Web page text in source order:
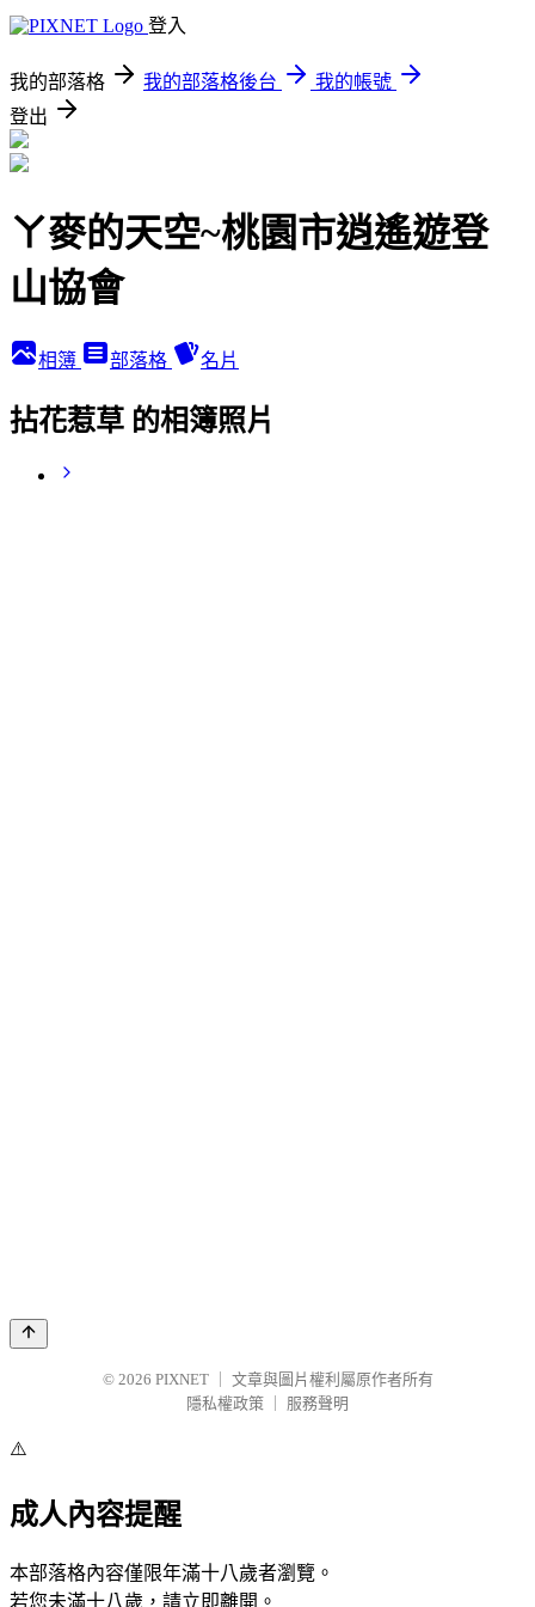
登入
我的部落格 我的部落格後台
我的帳號
登出
ㄚ麥的天空~桃園市逍遙遊登
山協會
相簿 部落格 名片
拈花惹草 的相簿照片
© 2026 PIXNET
文章與圖片權利屬原作者所有
隱私權政策
服務聲明
⚠️
成人內容提醒
本部落格內容僅限年滿十八歲者瀏覽。
若您未滿十八歲，請立即離開。